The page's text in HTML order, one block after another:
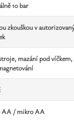
Rubíny
Safíry
GLI oceňování
10 bar
zkouškou v
mazání pod
AA / mikro AA